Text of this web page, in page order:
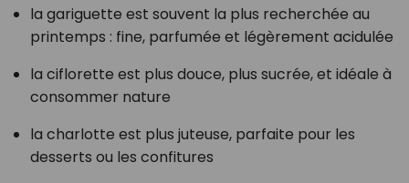
la gariguette est souvent la plus recherchée au
printemps : fine, parfumée et légèrement acidulée
la ciflorette est plus douce, plus sucrée, et idéale à
consommer nature
la charlotte est plus juteuse, parfaite pour les
desserts ou les confitures